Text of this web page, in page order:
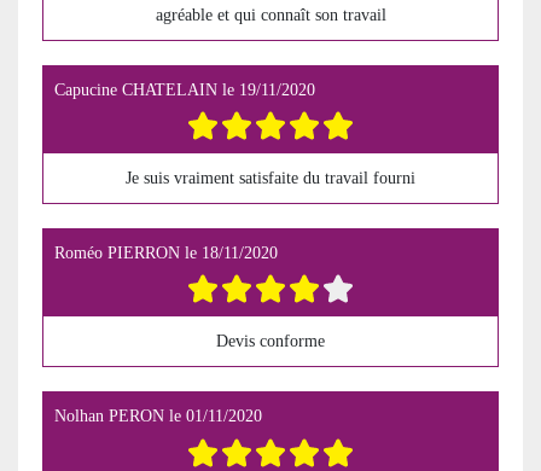
agréable et qui connaît son travail
Capucine CHATELAIN le 19/11/2020
Je suis vraiment satisfaite du travail fourni
Roméo PIERRON le 18/11/2020
Devis conforme
Nolhan PERON le 01/11/2020